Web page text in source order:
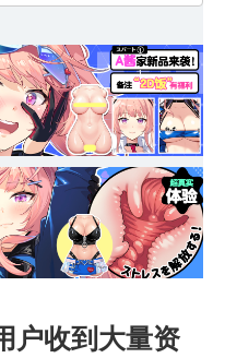
户收到大量资